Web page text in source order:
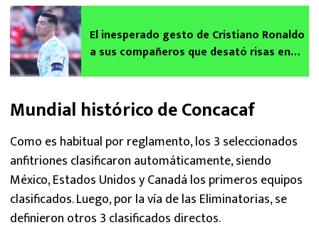
El inesperado gesto de Cristiano Ronaldo
a sus compañeros que desató risas en
Mundial histórico de Concacaf
Como es habitual por reglamento, los 3 seleccionados
anfitriones clasificaron automáticamente, siendo
México, Estados Unidos y Canadá los primeros equipos
clasificados. Luego, por la vía de las Eliminatorias, se
definieron otros 3 clasificados directos.